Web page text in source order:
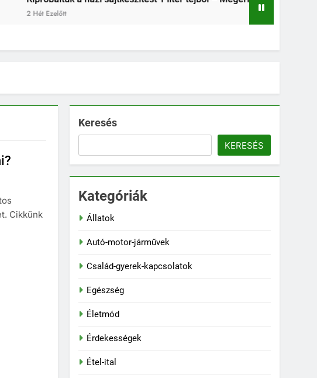
Cikkünk
Keresés
KERESÉS
Kategóriák
Állatok
Autó-motor-járművek
Család-gyerek-kapcsolatok
Egészség
Életmód
Érdekességek
Étel-ital